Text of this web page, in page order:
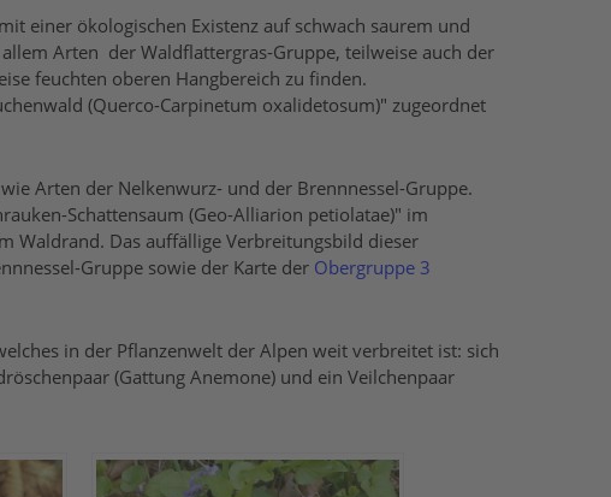
einer ökologischen Existenz auf schwach saurem und
Arten der Waldflattergras-Gruppe, teilweise auch der
feuchten oberen Hangbereich zu finden.
(Querco-Carpinetum oxalidetosum)" zugeordnet
Arten der Nelkenwurz- und der Brennnessel-Gruppe.
Schattensaum (Geo-Alliarion petiolatae)" im
Waldrand. Das auffällige Verbreitungsbild dieser
Gruppe sowie der Karte der Obergruppe 3
in der Pflanzenwelt der Alpen weit verbreitet ist: sich
(Gattung Anemone) und ein Veilchenpaar